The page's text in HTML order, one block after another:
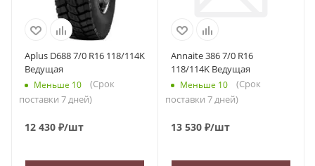
Aplus D688 7/0 R16 118/114K
Ведущая
Меньше 10
(Срок
поставки 7 дней)
12 430 ₽/шт
Annaite 386 7/0 R16
118/114K Ведущая
Меньше 10
(Срок
поставки 7 дней)
13 530 ₽/шт